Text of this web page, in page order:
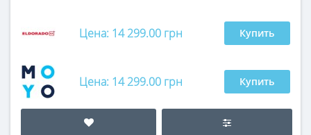
Цена: 14 299.00 грн Купить
Цена: 14 299.00 грн Купить